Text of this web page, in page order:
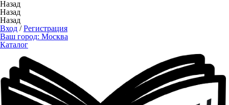
Назад
Назад
Назад
Вход /Регистрация
Ваш город: Москва
Каталог